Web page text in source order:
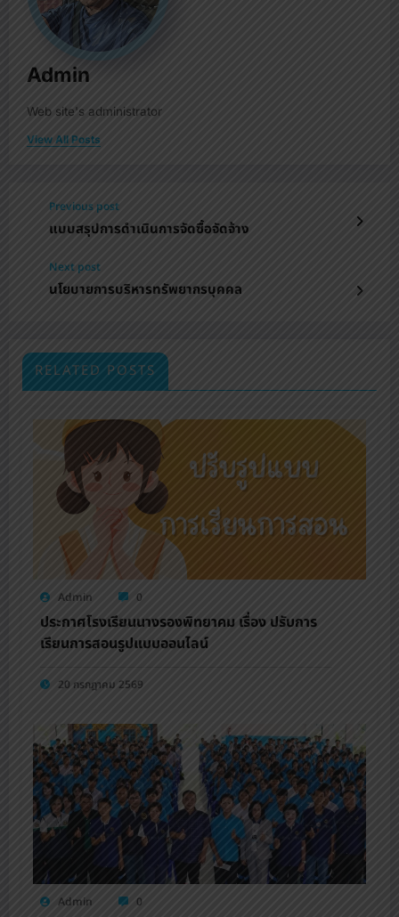
Admin
Web site's administrator
View All Posts
Previous post
แบบสรุปการดำเนินการจัดซื้อจัดจ้าง
Next post
นโยบายการบริหารทรัพยากรบุคคล
RELATED POSTS
Admin 0
ประกาศโรงเรียนนางรองพิทยาคม เรื่อง ปรับการ
เรียนการสอนรูปแบบออนไลน์
20 กรกฎาคม 2569
Admin 0